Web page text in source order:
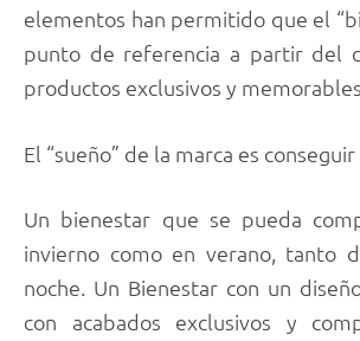
elementos han permitido que el
punto de referencia a partir del
productos exclusivos y
El “sueño” de la marca es
Un bienestar que se pueda
invierno como en verano, tanto
noche. Un Bienestar con un
con acabados exclusivos y